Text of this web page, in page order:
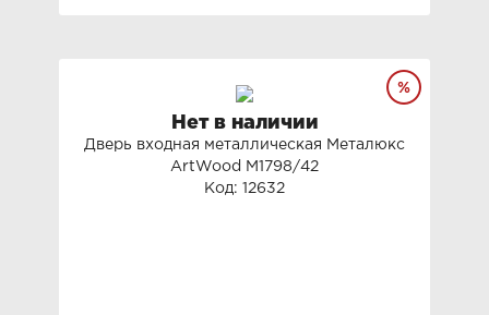
Нет в наличии
Дверь входная металлическая Металюкс
ArtWood М1798/42
Код: 12632